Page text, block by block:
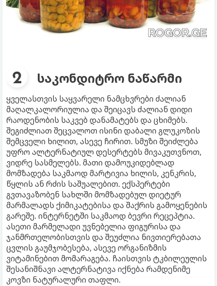
საკონდიტრო ნაწარმი
ყველასთვის საყვარელი ნამცხვრები ძალიან
მაღალკალორიულია და შეიცავს ძალიან დიდი
რაოდენობის საკვებ დანამატებს და ცხიმებს.
შეგიძლიათ შეცვალოთ ისინი დაბალი გლუკოზის
შემცველი ხილით, ასევე ჩირით. სმუზი შეიძლება
უფრო ალტერნატიულ დესერტებს მივაკუთვნოთ,
ვიდრე სასმელებს. მათი დამოუკიდებლად
მომზადება საკმაოდ მარტივია ხილის, კენკრის,
წყლის ან რძის საშუალებით. ექსპერტები
გვთავაზობენ სახლში მომზადებულ დიეტურ
მარმალადს ქიმიკატებისა და შაქრის გამოყენების
გარეშე. ინტერნეტში საკმაოდ ბევრი რეცეპტია.
ასეთი მარმელადი უვნებელია ფიგურისა და
ჯანმრთელობისთვის და შეუძლია ნივთიერებათა
ცვლის გაუმჯობესება, ასევე ორგანიზმის
ვიტამინებით მომარაგება. ჩაისთვის ტკბილეულის
შესანიშნავი ალტერნატივა იქნება რამდენიმე
კოვზი ნატურალური თაფლი.